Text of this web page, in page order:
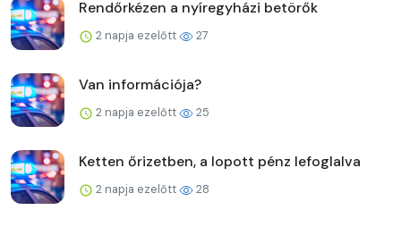
Rendőrkézen a nyíregyházi betörők
2 napja ezelőtt 27
Van információja?
2 napja ezelőtt 25
Ketten őrizetben, a lopott pénz lefoglalva
2 napja ezelőtt 28